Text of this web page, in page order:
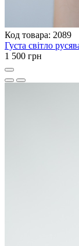
Код товара: 2089
Густа світло
1 500 грн